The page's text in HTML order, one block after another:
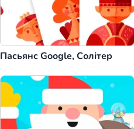
Пасьянс Google, Солітер